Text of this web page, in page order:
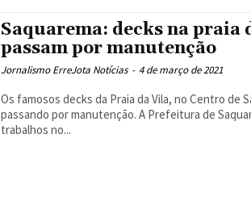
Saquarema: decks na praia
passam por manutenção
Jornalismo ErreJota Notícias - 4 de março de 2021
Os famosos decks da Praia da Vila, no Centro de
passando por manutenção. A Prefeitura de
trabalhos no...